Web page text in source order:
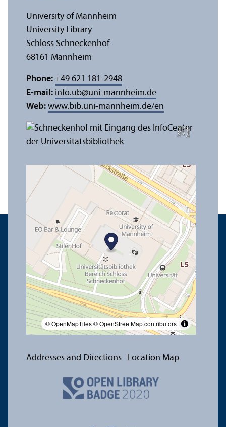
C
r
e
di
t:
A
n
n
a
L
o
g
u
e
© OpenMapTiles© OpenStreetMap contributors
University of Mannheim
University Library
Schloss Schneckenhof
68161 Mannheim
Phone: +49 621 181-2948
E-mail: info.ub@uni-mannheim.de
Web: www.bib.uni-mannheim.de/en
Addresses and Directions Location Map